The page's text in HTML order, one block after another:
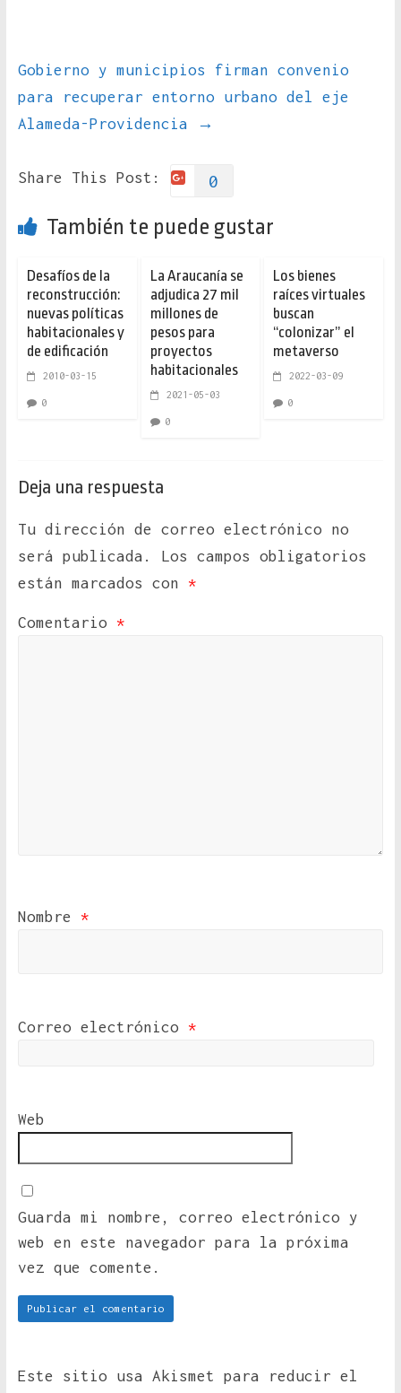
Gobierno y municipios firman convenio
para recuperar entorno urbano del eje
Alameda-Providencia
→
Share This Post: 0
También te puede gustar
Desafíos de la
reconstrucción:
nuevas políticas
habitacionales y
de edificación
2010-03-15
0
La Araucanía se
adjudica 27 mil
millones de
pesos para
proyectos
habitacionales
2021-05-03
0
Los bienes
raíces virtuales
buscan
“colonizar” el
metaverso
2022-03-09
0
Deja una respuesta
Tu dirección de correo electrónico no
será publicada.
Los campos obligatorios
están marcados con *
Comentario *
Nombre *
Correo electrónico *
Web
Guarda mi nombre, correo electrónico y
web en este navegador para la próxima
vez que comente.
Este sitio usa Akismet para reducir el